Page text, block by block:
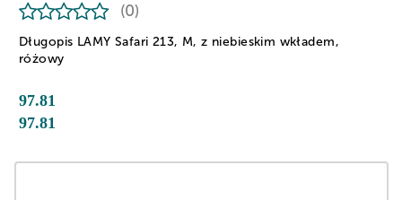
Długopis LAMY Safari 213, M, z niebieskim wkładem,
różowy
(0)
97.81
97.81